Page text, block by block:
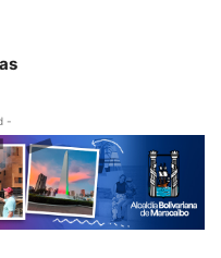
-